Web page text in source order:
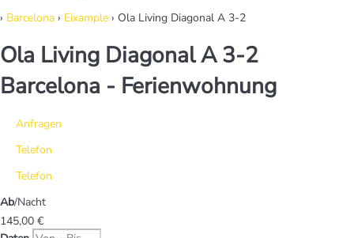
› Barcelona › Eixample › Ola Living Diagonal A 3-2
Ola Living Diagonal A 3-2
Barcelona - Ferienwohnung
Anfragen
Telefon
Telefon
Ab/Nacht
145,00 €